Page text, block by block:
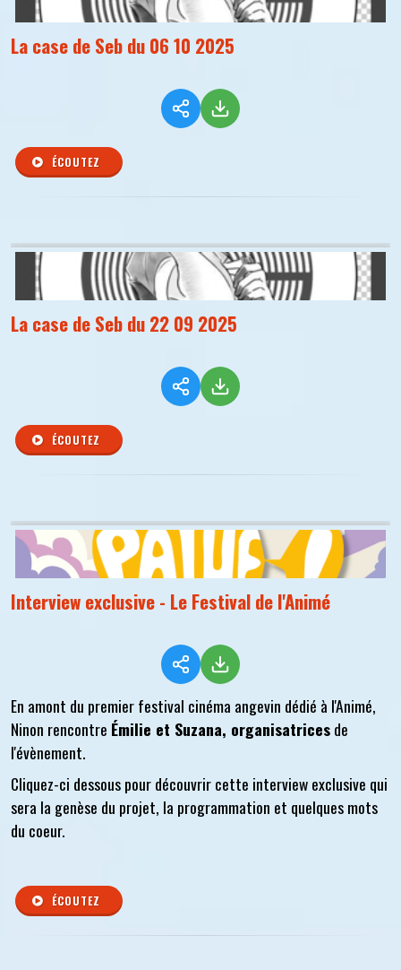
La case de Seb du 06 10 2025
ÉCOUTEZ
La case de Seb du 22 09 2025
ÉCOUTEZ
Interview exclusive - Le Festival de l'Animé
En amont du premier festival cinéma angevin dédié à l'Animé,
Ninon rencontre Émilie et Suzana, organisatricesde
l'évènement.
Cliquez-ci dessous pour découvrir cette interview exclusive qui
sera la genèse du projet, la programmation et quelques mots
du coeur.
ÉCOUTEZ